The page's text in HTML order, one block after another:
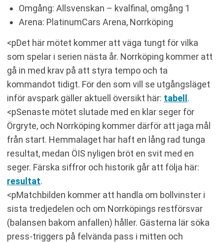
Omgång: Allsvenskan – kvalfinal, omgång 1
Arena: PlatinumCars Arena, Norrköping
<pDet här mötet kommer att väga tungt för vilka
som spelar i serien nästa år. Norrköping kommer att
gå in med krav på att styra tempo och ta
kommandot tidigt. För den som vill se utgångsläget
inför avspark gäller aktuell översikt här: tabell .
<pSenaste mötet slutade med en klar seger för
Örgryte, och Norrköping kommer därför att jaga mål
från start. Hemmalaget har haft en lång rad tunga
resultat, medan ÖIS nyligen bröt en svit med en
seger. Färska siffror och historik går att följa här:
resultat.
<pMatchbilden kommer att handla om bollvinster i
sista tredjedelen och om Norrköpings restförsvar
(balansen bakom anfallen) håller. Gästerna lär söka
press-triggers på felvända pass i mitten och